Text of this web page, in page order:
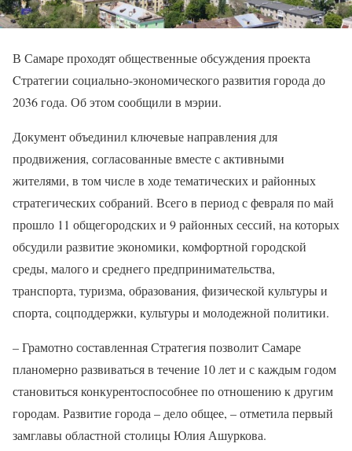
В Самаре проходят общественные обсуждения проекта
Cтратегии социально-экономического развития города до
2036 года. Об этом сообщили в мэрии.
Документ объединил ключевые направления для
продвижения, согласованные вместе с активными
жителями, в том числе в ходе тематических и районных
стратегических собраний. Всего в период с февраля по май
прошло 11 общегородских и 9 районных сессий, на которых
обсудили развитие экономики, комфортной городской
среды, малого и среднего предпринимательства,
транспорта, туризма, образования, физической культуры и
спорта, соцподдержки, культуры и молодежной политики.
– Грамотно составленная Стратегия позволит Самаре
планомерно развиваться в течение 10 лет и с каждым годом
становиться конкурентоспособнее по отношению к другим
городам. Развитие города – дело общее, – отметила первый
замглавы областной столицы Юлия Ашуркова.